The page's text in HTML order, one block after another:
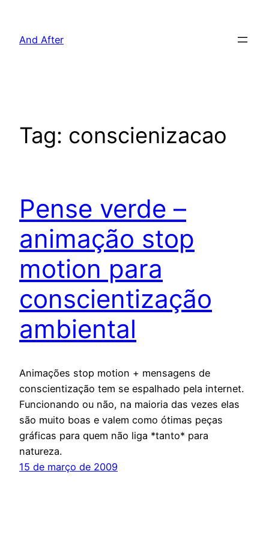
And After
Tag: conscienizacao
Pense verde –
animação stop
motion para
conscientização
ambiental
Animações stop motion + mensagens de
conscientização tem se espalhado pela internet.
Funcionando ou não, na maioria das vezes elas
são muito boas e valem como ótimas peças
gráficas para quem não liga *tanto* para
natureza.
15 de março de 2009